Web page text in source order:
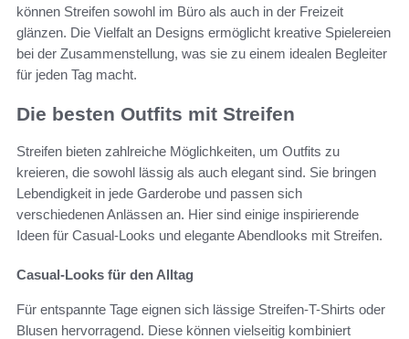
können Streifen sowohl im Büro als auch in der Freizeit
glänzen. Die Vielfalt an Designs ermöglicht kreative Spielereien
bei der Zusammenstellung, was sie zu einem idealen Begleiter
für jeden Tag macht.
Die besten Outfits mit Streifen
Streifen bieten zahlreiche Möglichkeiten, um Outfits zu
kreieren, die sowohl lässig als auch elegant sind. Sie bringen
Lebendigkeit in jede Garderobe und passen sich
verschiedenen Anlässen an. Hier sind einige inspirierende
Ideen für Casual-Looks und elegante Abendlooks mit Streifen.
Casual-Looks für den Alltag
Für entspannte Tage eignen sich lässige Streifen-T-Shirts oder
Blusen hervorragend. Diese können vielseitig kombiniert